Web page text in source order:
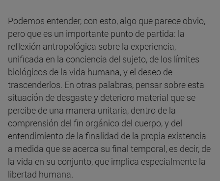
Podemos entender, con esto, algo que parece obvio,
pero que es un importante punto de partida: la
reflexión antropológica sobre la experiencia,
unificada en la conciencia del sujeto, de los límites
biológicos de la vida humana, y el deseo de
trascenderlos. En otras palabras, pensar sobre esta
situación de desgaste y deterioro material que se
percibe de una manera unitaria, dentro de la
comprensión del fin orgánico del cuerpo, y del
entendimiento de la finalidad de la propia existencia
a medida que se acerca su final temporal, es decir, de
la vida en su conjunto, que implica especialmente la
libertad humana.